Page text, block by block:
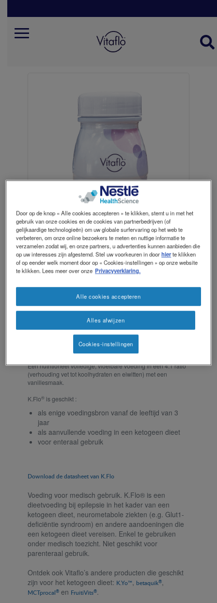
content
Mobile
K.Flo®
Een nutritioneel volledige, vloeibare voeding in een 4:1 ratio
(verhouding vet tot koolhydraten en eiwitten) met een
vanillesmaak.
K.Flo®is geschikt :
als enige voedingsbron vanaf de leeftijd van 3
jaar
als aanvullende voeding in een ketogeen dieet
voor enteraal gebruik
Download de datasheet van K.Flo
Voeding voor medisch gebruik. K.Flo® is een
dieetvoeding bij epilepsie in het kader van een
ketogeen dieet, neurometabole ziekten (e.g. Glut1-
deficiëntie syndroom) en andere aandoeningen die
een ketogeen dieet vereisen. Enkel te gebruiken
onder medisch toezicht. Niet geschikt voor
parenteraal gebruik.
Ontdek ook Vitaflo’s andere producten die geschikt
zijn voor het ketogeen dieet: K.Yo™, betaquik®,
MCTprocal®en FruitiVits®.
Door op de knop « Alle cookies accepteren » te klikken, stemt u in met het
gebruik van onze cookies en de cookies van partnerbedrijven (of
gelijkaardige technologieën) om uw globale surfervaring op het web te
verbeteren, om onze online bezoekers te meten en nuttige informatie te
verzamelen zodat wij, en onze partners, u advertenties kunnen aanbieden die
op uw interesses zijn afgestemd. Stel uw voorkeuren in doorhierte klikken
of op eender welk moment door op « Cookies-instellingen » op onze website
te klikken. Lees meer over onze Privacyverklaring.
Alles afwijzen
Alle cookies accepteren
Cookies-instellingen